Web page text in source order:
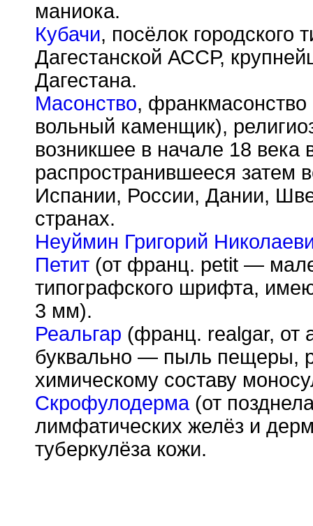
маниока.
Кубачи, посёлок городского
Дагестанской АССР,
Дагестана.
Масонство,
вольный каменщик),
возникшее в начале 18 века
распространившееся затем
Испании, России, Дании,
странах.
Неуймин Григорий
Петит (от франц. petit —
типографского шрифта,
3 мм).
Реальгар (франц. realgar, от
буквально — пыль пещеры,
химическому составу
Скрофулодерма(от
лимфатических желёз и
туберкулёза кожи.